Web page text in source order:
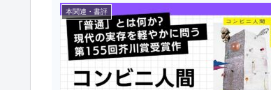
本関連・書評